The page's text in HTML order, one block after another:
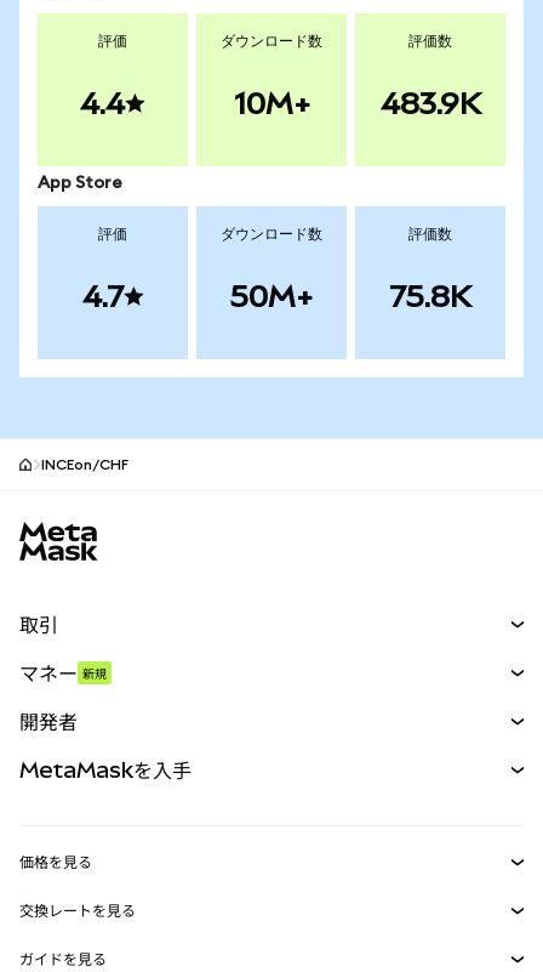
評価
4.4
ダウンロード数
10M+
評価数
483.9K
App Store
評価
4.7
ダウンロード数
50M+
評価数
75.8K
INCEon/CHF
取引
パーペチュアル
RWA
マネー 新規
開発者
MetaMask Connect
Snaps
MetaMaskを入手
価格を見る
イーサリアムの価格
Solanaの価格
交換レートを見る
ETH→USD
ガイドを見る